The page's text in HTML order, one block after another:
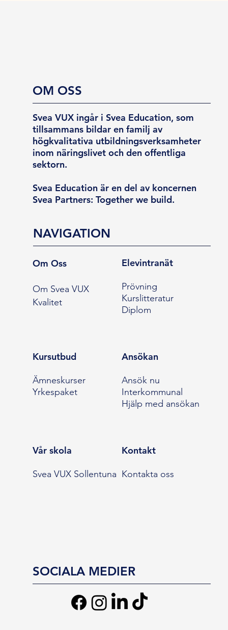
OM OSS
Svea VUX ingår i Svea Education, som
tillsammans bildar en familj av
högkvalitativa utbildningsverksamheter
inom näringslivet och den offentliga
sektorn.
Svea Education är en del av koncernen
Svea Partners: Together we build.
NAVIGATION
Om Oss
Om Svea VUX
Kvalitet
Elevintranät
Prövning
Kurslitteratur
Diplom
Kursutbud
Ämneskurser
Yrkespaket
Ansökan
Ansök nu
Interkommunal
Hjälp med ansökan
Vår skola
Svea VUX Sollentuna
Kontakt
Kontakta oss
SOCIALA MEDIER